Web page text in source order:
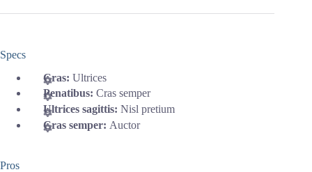
Specs
Cras: Ultrices
Penatibus: Cras semper
Ultrices sagittis: Nisl pretium
Cras semper: Auctor
Pros